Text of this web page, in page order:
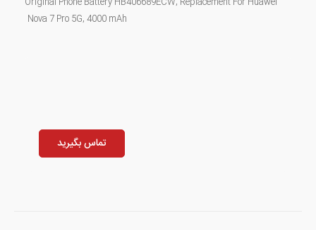
Nova 7 Pro 5G, 4000 mAh
تماس بگیرید